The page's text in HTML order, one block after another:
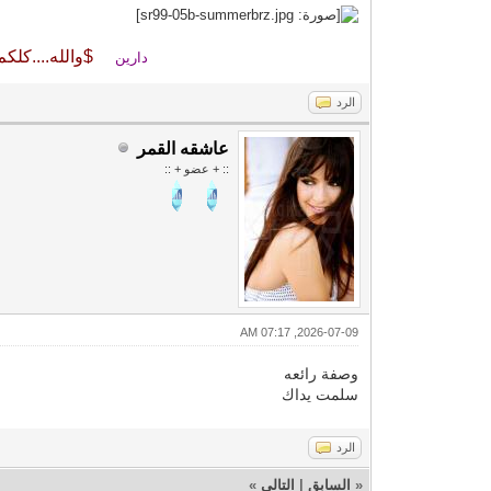
دارين
الرد
عاشقه القمر
:: + عضو + ::
2026-07-09, 07:17 AM
وصفة رائعه
سلمت يداك
الرد
« السابق التالي »